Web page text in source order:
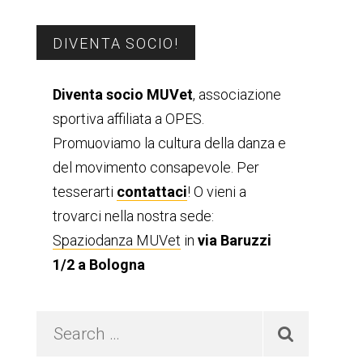
Barra
laterale
primaria
DIVENTA SOCIO!
Diventa socio MUVet, associazione
sportiva affiliata a OPES.
Promuoviamo la cultura della danza e
del movimento consapevole. Per
tesserarti contattaci! O vieni a
trovarci nella nostra sede:
Spaziodanza MUVet in via Baruzzi
1/2 a Bologna